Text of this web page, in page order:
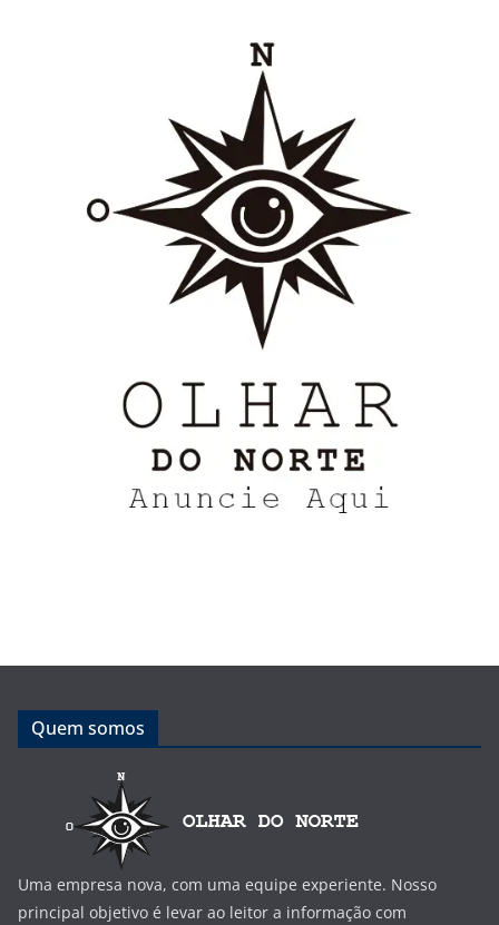
Quem somos
Uma empresa nova, com uma equipe experiente. Nosso
principal objetivo é levar ao leitor a informação com